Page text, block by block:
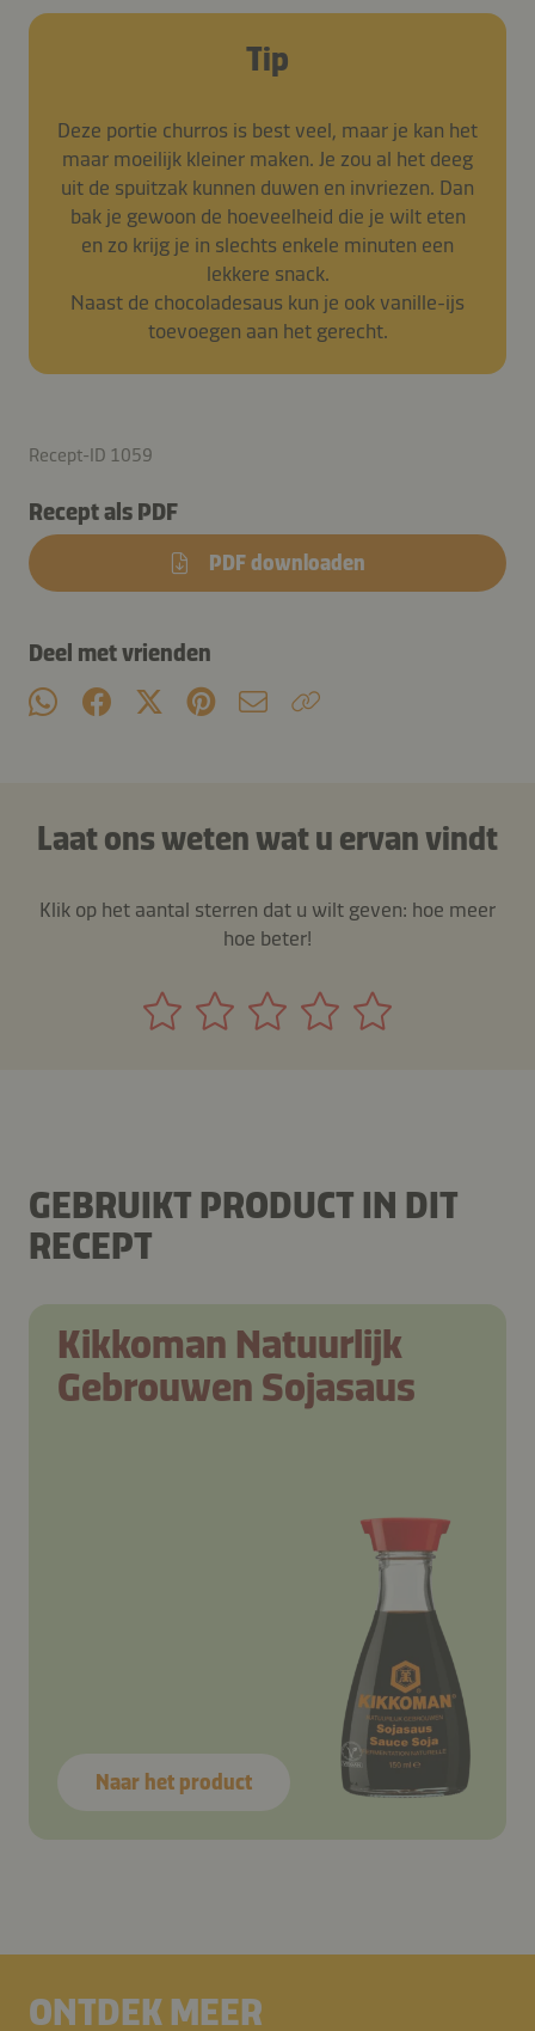
Tip
Deze portie churros is best veel, maar je kan het
maar moeilijk kleiner maken. Je zou al het deeg
uit de spuitzak kunnen duwen en invriezen. Dan
bak je gewoon de hoeveelheid die je wilt eten
en zo krijg je in slechts enkele minuten een
lekkere snack.
Naast de chocoladesaus kun je ook vanille-ijs
toevoegen aan het gerecht.
Recept-ID 1059
Recept als PDF
PDF downloaden
Deel met vrienden
Laat ons weten wat u ervan vindt
Klik op het aantal sterren dat u wilt geven: hoe meer
hoe beter!
GEBRUIKT PRODUCT IN DIT
RECEPT
Kikkoman Natuurlijk
Gebrouwen Sojasaus
Naar het product
ONTDEK MEER